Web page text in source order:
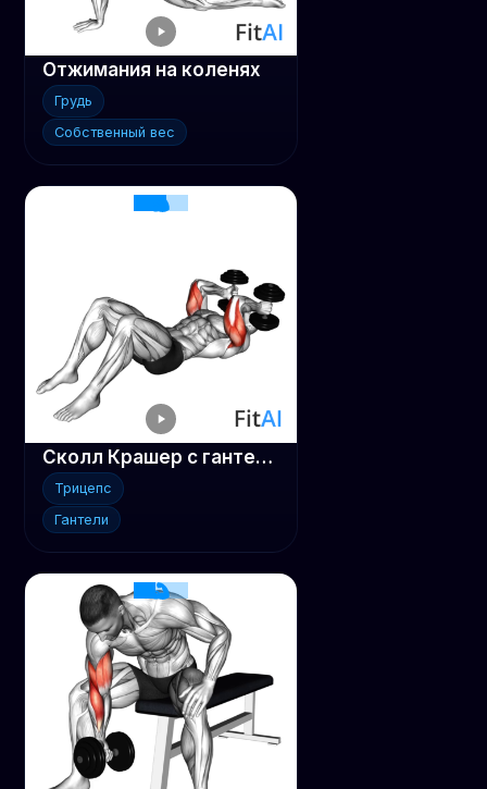
Отжимания на коленях
Грудь
Собственный вес
Сколл Крашер с гантелями лежа на полу
Трицепс
Гантели